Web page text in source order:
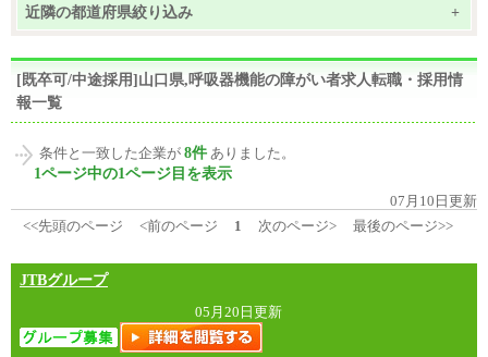
近隣の都道府県絞り込み +
[既卒可/中途採用]山口県,呼吸器機能の障がい者求人転職・採用情
報一覧
条件と一致した企業が 8件 ありました。
1ページ中の1ページ目を表示
07月10日更新
<<先頭のページ
<前のページ 1 次のページ> 最後のページ>>
JTBグループ
05月20日更新